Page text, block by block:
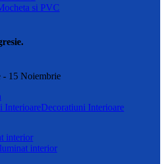
si PVC
- 15 Noiembrie
Decoratiuni Interioare
interior
interior